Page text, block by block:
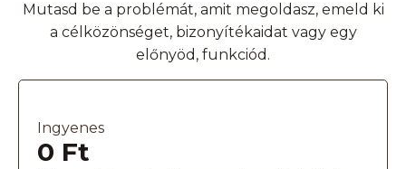
Mutasd be a problémát, amit megoldasz, emeld ki
a célközönséget, bizonyítékaidat vagy egy
előnyöd, funkciód.
Ingyenes
0 Ft